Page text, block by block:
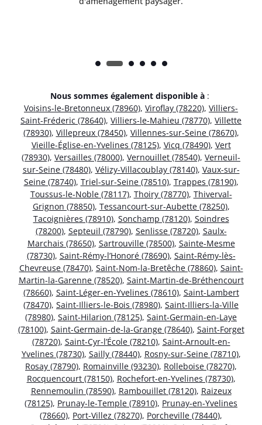
Nous sommes également disponible à :
Voisins-le-Bretonneux (78960), Viroflay (78220), Villiers-
Saint-Fréderic (78640), Villiers-le-Mahieu (78770), Villette
(78930), Villepreux (78450), Villennes-sur-Seine (78670),
Vieille-Église-en-Yvelines (78125), Vicq (78490), Vert
(78930), Versailles (78000), Vernouillet (78540), Verneuil-
sur-Seine (78480), Vélizy-Villacoublay (78140), Vaux-sur-
Seine (78740), Triel-sur-Seine (78510), Trappes (78190),
Toussus-le-Noble (78117), Thoiry (78770), Thiverval-
Grignon (78850), Tessancourt-sur-Aubette (78250),
Tacoignières (78910), Sonchamp (78120), Soindres
(78200), Septeuil (78790), Senlisse (78720), Saulx-
Marchais (78650), Sartrouville (78500), Sainte-Mesme
(78730), Saint-Rémy-l’Honoré (78690), Saint-Rémy-lès-
Chevreuse (78470), Saint-Nom-la-Bretêche (78860), Saint-
Martin-la-Garenne (78520), Saint-Martin-de-Bréthencourt
(78660), Saint-Léger-en-Yvelines (78610), Saint-Lambert
(78470), Saint-Illiers-le-Bois (78980), Saint-Illiers-la-Ville
(78980), Saint-Hilarion (78125), Saint-Germain-en-Laye
(78100), Saint-Germain-de-la-Grange (78640), Saint-Forget
(78720), Saint-Cyr-l’École (78210), Saint-Arnoult-en-
Yvelines (78730), Sailly (78440), Rosny-sur-Seine (78710),
Rosay (78790), Romainville (93230), Rolleboise (78270),
Rocquencourt (78150), Rochefort-en-Yvelines (78730),
Rennemoulin (78590), Rambouillet (78120), Raizeux
(78125), Prunay-le-Temple (78910), Prunay-en-Yvelines
(78660), Port-Villez (78270), Porcheville (78440),